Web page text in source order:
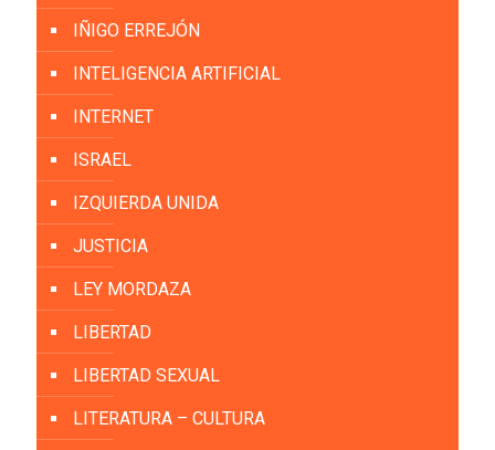
IÑIGO ERREJÓN
INTELIGENCIA ARTIFICIAL
INTERNET
ISRAEL
IZQUIERDA UNIDA
JUSTICIA
LEY MORDAZA
LIBERTAD
LIBERTAD SEXUAL
LITERATURA – CULTURA